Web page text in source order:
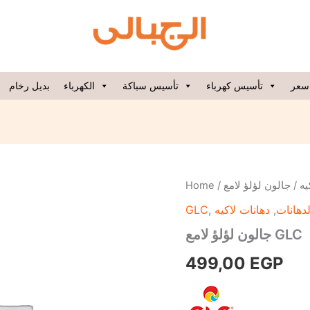
بديل رخام الكهرباء تأسيس سباكة تأسيس كهرباء
Home /
GLC, , دهانات لاكيه
جالون لؤلؤ لامع GLC
499,00 EGP
جالون
لامع
quantity